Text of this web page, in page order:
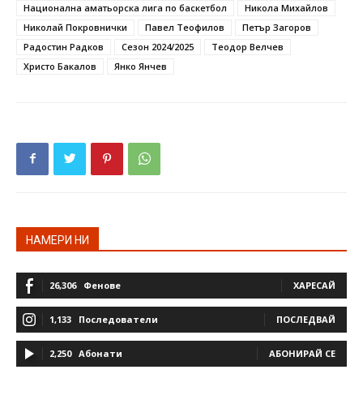
Национална аматьорска лига по баскетбол
Никола Михайлов
Николай Покровнички
Павел Теофилов
Петър Загоров
Радостин Радков
Сезон 2024/2025
Теодор Велчев
Христо Бакалов
Янко Янчев
НАМЕРИ НИ
26,306 Фенове ХАРЕСАЙ
1,133 Последователи ПОСЛЕДВАЙ
2,250 Абонати АБОНИРАЙ СЕ